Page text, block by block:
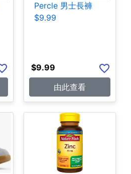
Percle 男士長褲
$9.99
$9.99
由此查看